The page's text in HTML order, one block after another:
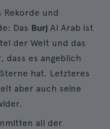
Rekorde und
Das Burj Al Arab ist
der Welt und das
dass es angeblich
hat. Letzteres
aber auch seine
all der